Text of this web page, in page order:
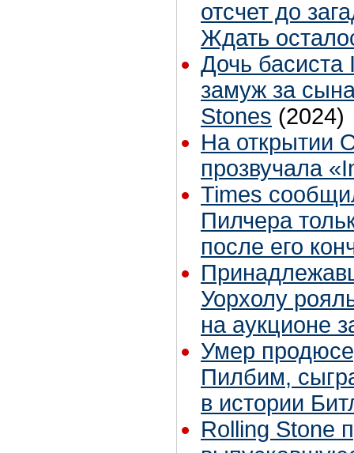
отсчет до
Ждать
Дочь
замуж за
Stones (2024)
На открытии
прозвучала
Times
Пилчера
после его
Уорхолу
на аукционе
Умер
Пилбим,
в истории
Rolling Stone